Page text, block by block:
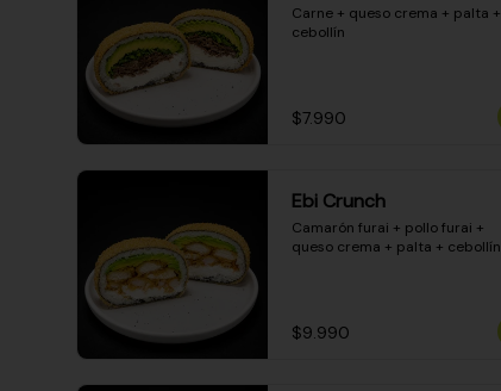
Carne + queso crema + palta +
cebollín
$7.990
Ebi Crunch
Camarón furai + pollo furai +
queso crema + palta + cebollín
$9.990